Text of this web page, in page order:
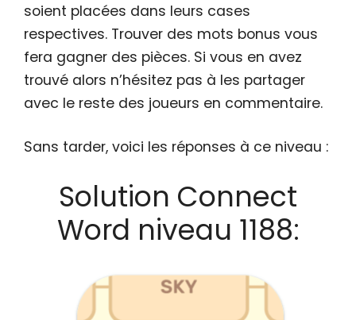
soient placées dans leurs cases
respectives. Trouver des mots bonus vous
fera gagner des pièces. Si vous en avez
trouvé alors n’hésitez pas à les partager
avec le reste des joueurs en commentaire.
Sans tarder, voici les réponses à ce niveau :
Solution Connect
Word niveau 1188: